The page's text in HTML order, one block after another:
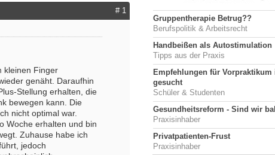
# 1
kleinen Finger
genäht. Daraufhin
Stellung erhalten, die
bewegen kann. Die
nicht optimal war.
Woche erhalten und bin
Zuhause habe ich
jedoch
Gruppentherapie Betrug??
Berufspolitik & Arbeitsrecht
Handbeißen als Autostimulation
Tipps aus der Praxis
Empfehlungen für
gesucht
Schüler & Studenten
Gesundheitsreform - Sind wir
Praxisinhaber
Privatpatienten-Frust
Praxisinhaber